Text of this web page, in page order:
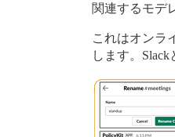
関連するモデ
これはオンラ
します。